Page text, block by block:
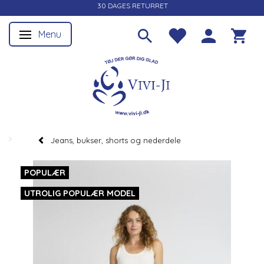
30 DAGES RETURRET
Skifte navigation
Menu
Jeans, bukser, shorts og nederdele
POPULÆR
UTROLIG POPULÆR MODEL